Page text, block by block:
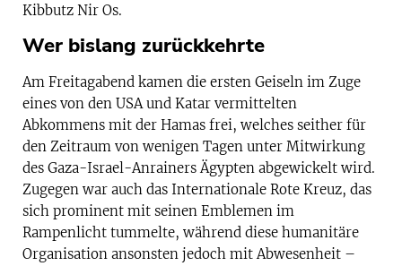
Kibbutz Nir Os.
Wer bislang zurückkehrte
Am Freitagabend kamen die ersten Geiseln im Zuge
eines von den USA und Katar vermittelten
Abkommens mit der Hamas frei, welches seither für
den Zeitraum von wenigen Tagen unter Mitwirkung
des Gaza-Israel-Anrainers Ägypten abgewickelt wird.
Zugegen war auch das Internationale Rote Kreuz, das
sich prominent mit seinen Emblemen im
Rampenlicht tummelte, während diese humanitäre
Organisation ansonsten jedoch mit Abwesenheit –